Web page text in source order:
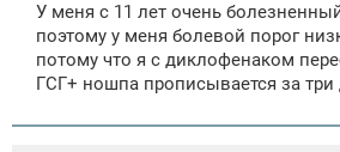
б
щ
н
и
У меня с 11 лет очень
поэтому у меня болевой порог
потому что я с диклофенаком
ГСГ+ ношпа прописывается за три